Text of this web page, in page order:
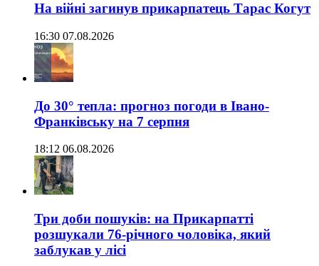
На війні загинув прикарпатець Тарас Когут
16:30 07.08.2026
До 30° тепла: прогноз погоди в Івано-
Франківську на 7 серпня
18:12 06.08.2026
Три доби пошуків: на Прикарпатті
розшукали 76-річного чоловіка, який
заблукав у лісі